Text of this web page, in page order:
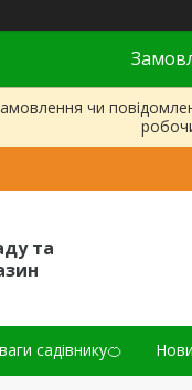
чи
та
садівнику🍊